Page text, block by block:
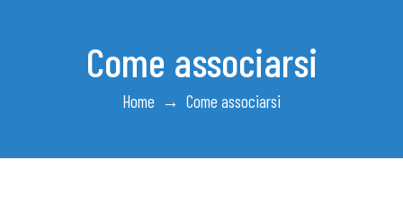
Come associarsi
Home → Come associarsi